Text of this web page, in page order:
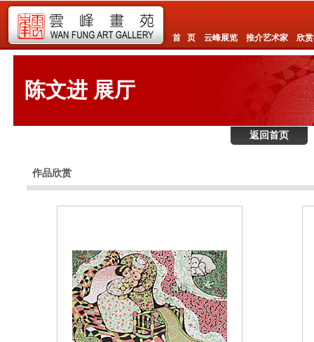
首 页 云峰展览 推介艺术家 欣
陈文进 展厅
返回首页
作品欣赏